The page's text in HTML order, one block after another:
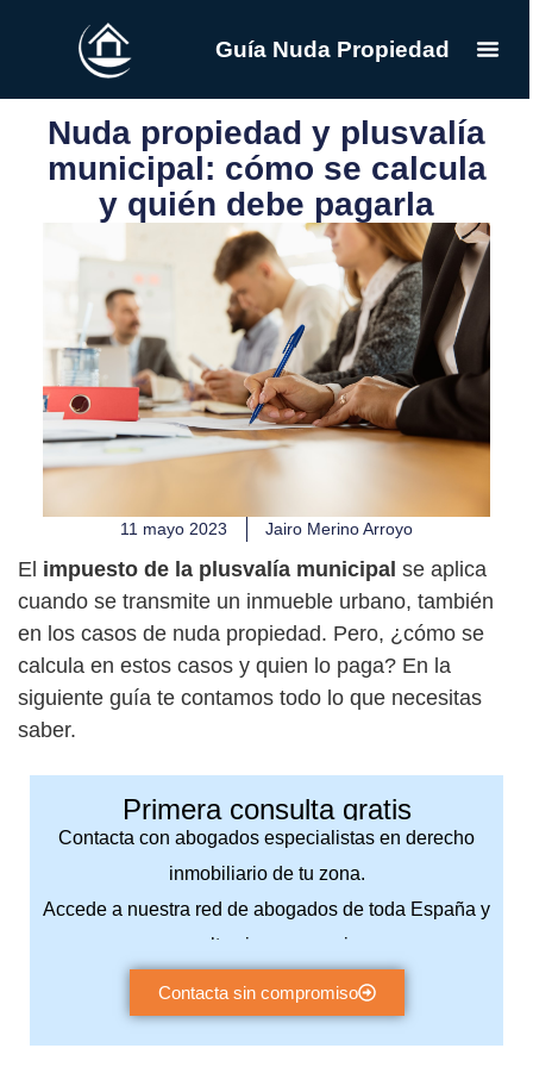
Guía Nuda Propiedad
Nuda propiedad y plusvalía
municipal: cómo se calcula
y quién debe pagarla
11 mayo 2023 Jairo Merino Arroyo
El impuesto de la plusvalía municipal se aplica
cuando se transmite un inmueble urbano, también
en los casos de nuda propiedad. Pero, ¿cómo se
calcula en estos casos y quien lo paga? En la
siguiente guía te contamos todo lo que necesitas
saber.
Primera consulta gratis
Contacta con abogados especialistas en derecho
inmobiliario de tu zona.
Accede a nuestra red de abogados de toda España y
consulta sin compromiso.
Contacta sin compromiso